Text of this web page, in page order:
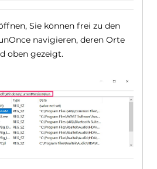
Sie können frei zu den
navigieren, deren Orte
oben gezeigt.